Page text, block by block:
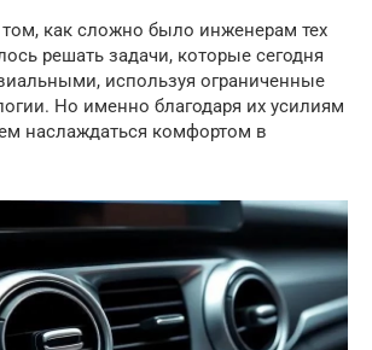
как сложно было инженерам тех
решать задачи, которые сегодня
используя ограниченные
Но именно благодаря их усилиям
наслаждаться комфортом в